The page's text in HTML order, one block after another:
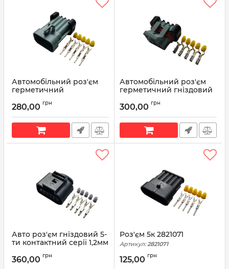
Автомобільний роз'єм
герметичний
контактний аналог
1.5мм для джгута
форсунок ВАЗ
280,00 грн
Автомобільний роз'єм
герметичний гніздовий
Delphi 12052600 серії
форсунок ВАЗ
12052600
300,00 грн
Авто роз'єм гніздовий 5-
ти контактний серії 1,2мм
973 705
360,00 грн
Роз'єм 5к 2821071
Артикул: 2821071
125,00 грн